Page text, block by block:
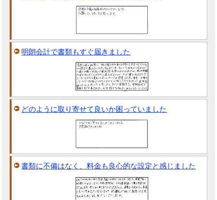
明朗会計で書類もすぐ届きました
どのように取り寄せて良いか困っていました
書類に不備はなく、料金も良心的な設定と感じました